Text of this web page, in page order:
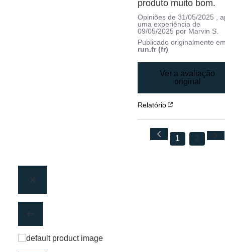
produto muito bom.
Opiniões de31/05/2025 ,
uma experiência de
09/05/2025 por Marvin S.
Publicado originalmente
run.fr (fr)
Ver a avaliação
original
Relatório
1 2